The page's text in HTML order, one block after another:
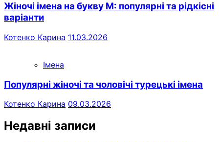
Жіночі імена на букву М: популярні та рідкісні
варіанти
Котенко Карина 11.03.2026
Імена
Популярні жіночі та чоловічі турецькі імена
Котенко Карина 09.03.2026
Недавні записи